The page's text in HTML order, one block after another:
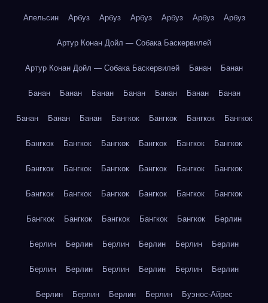
Апельсин Арбуз Арбуз Арбуз Арбуз Арбуз Арбуз
Артур Конан Дойл — Собака Баскервилей
Артур Конан Дойл — Собака Баскервилей Банан Банан
Банан Банан Банан Банан Банан Банан Банан
Банан Банан Банан Бангкок Бангкок Бангкок Бангкок
Бангкок Бангкок Бангкок Бангкок Бангкок Бангкок
Бангкок Бангкок Бангкок Бангкок Бангкок Бангкок
Бангкок Бангкок Бангкок Бангкок Бангкок Бангкок
Бангкок Бангкок Бангкок Бангкок Бангкок Берлин
Берлин Берлин Берлин Берлин Берлин Берлин
Берлин Берлин Берлин Берлин Берлин Берлин
Берлин Берлин Берлин Берлин Буэнос-Айрес